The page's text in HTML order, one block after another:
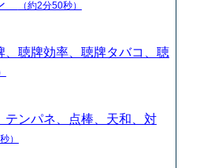
（約2分50秒）
、聴牌効率、聴牌タバコ、聴
テンパネ、点棒、天和、対
）